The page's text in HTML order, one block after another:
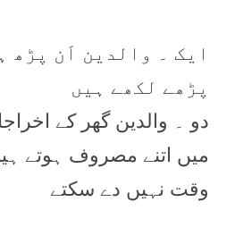
ايک ۔ والدين اَن پڑھ
پڑھے لکھے ہيں
دو ۔ والدين گھر کے
ميں اتنے مصروف ہوتے
وقت نہيں دے سکتے